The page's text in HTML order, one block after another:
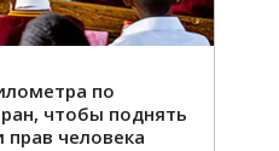
по
чтобы поднять
человека